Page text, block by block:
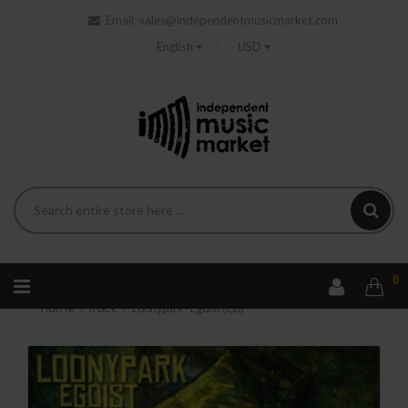
Email:
sales@independentmusicmarket.com
English
USD
0
Home Rock Loonypark - Egoist (CD)